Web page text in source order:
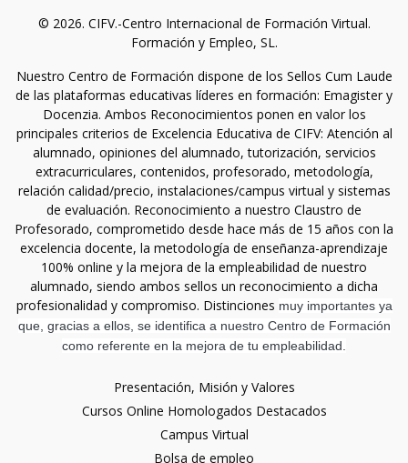
© 2026. CIFV.-Centro Internacional de Formación Virtual.
Formación y Empleo, SL.
Nuestro Centro de Formación dispone de los Sellos Cum Laude
de las plataformas educativas líderes en formación: Emagister y
Docenzia. Ambos Reconocimientos ponen en valor los
principales criterios de Excelencia Educativa de CIFV: Atención al
alumnado, opiniones del alumnado, tutorización, servicios
extracurriculares, contenidos, profesorado, metodología,
relación calidad/precio, instalaciones/campus virtual y sistemas
de evaluación. Reconocimiento a nuestro Claustro de
Profesorado, comprometido desde hace más de 15 años con la
excelencia docente, la metodología de enseñanza-aprendizaje
100% online y la mejora de la empleabilidad de nuestro
alumnado, siendo ambos sellos un reconocimiento a dicha
profesionalidad y compromiso. Distinciones muy importantes ya
que, gracias a ellos, se identifica a nuestro Centro de Formación
como referente en la mejora de tu empleabilidad.
Presentación, Misión y Valores
Cursos Online Homologados Destacados
Campus Virtual
Bolsa de empleo